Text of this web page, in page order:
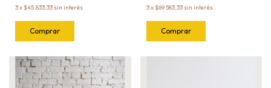
3x $45.833,33 sin interés
Comprar
3x $69.583,33 sin interés
Comprar